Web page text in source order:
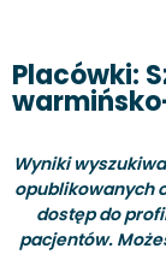
Placówki:
Wyniki
opublikowanych
dostęp do
pacjentów.